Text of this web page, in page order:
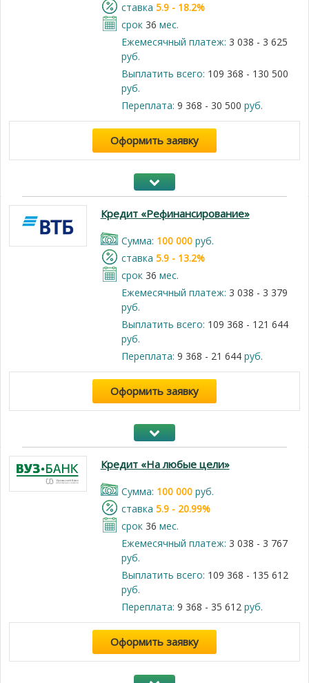
cтавка 5.9 - 18.2%
срок 36 мес.
Ежемесячный платеж: 3 038 - 3 625
руб.
Выплатить всего: 109 368 - 130 500
руб.
Переплата: 9 368 - 30 500 руб.
Оформить заявку
Кредит «Рефинансирование»
Cумма: 100 000руб.
cтавка 5.9 - 13.2%
срок 36 мес.
Ежемесячный платеж: 3 038 - 3 379
руб.
Выплатить всего: 109 368 - 121 644
руб.
Переплата: 9 368 - 21 644руб.
Оформить заявку
Кредит «На любые цели»
Cумма: 100 000руб.
cтавка 5.9 - 20.99%
срок 36 мес.
Ежемесячный платеж: 3 038 - 3 767
руб.
Выплатить всего: 109 368 - 135 612
руб.
Переплата: 9 368 - 35 612руб.
Оформить заявку